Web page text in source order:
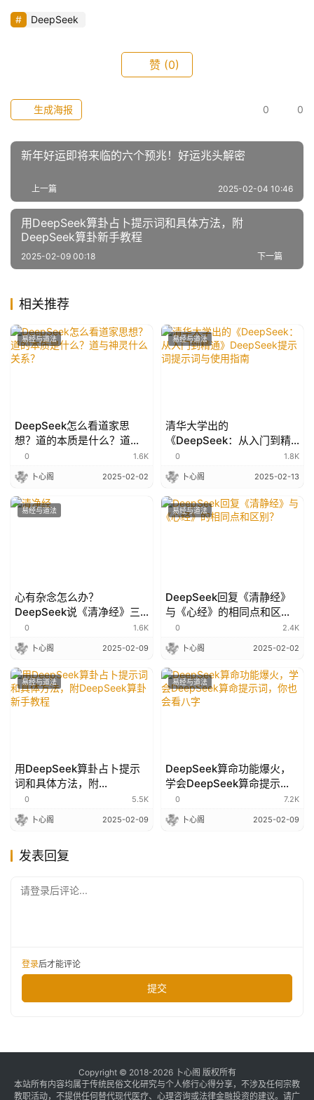
DeepSeek
赞 (0)
0 0
生成海报
新年好运即将来临的六个预兆！好运兆头解密
上一篇 2025-02-04 10:46
用DeepSeek算卦占卜提示词和具体方法，附
DeepSeek算卦新手教程
下一篇
2025-02-09 00:18
相关推荐
易经与道法
DeepSeek怎么看道家思
想？道的本质是什么？道与
神灵什么关系？
0 1.6K
卜心阁 2025-02-02
易经与道法
清华大学出的
《DeepSeek：从入门到精
通》DeepSeek提示词提示
词与使用指南
0 1.8K
卜心阁 2025-02-13
易经与道法
心有杂念怎么办？
DeepSeek说《清净经》三
步斩断烦恼，回归本真
0 1.6K
卜心阁 2025-02-09
易经与道法
DeepSeek回复《清静经》
与《心经》的相同点和区
别？
0 2.4K
卜心阁 2025-02-02
易经与道法
用DeepSeek算卦占卜提示
词和具体方法，附
DeepSeek算卦新手教程
0 5.5K
卜心阁 2025-02-09
易经与道法
DeepSeek算命功能爆火，
学会DeepSeek算命提示
词，你也会看八字
0 7.2K
卜心阁 2025-02-09
发表回复
请登录后评论...
登录后才能评论
提交
Copyright © 2018-2026 卜心阁 版权所有
本站所有内容均属于传统民俗文化研究与个人修行心得分享，不涉及任何宗教
教职活动，不提供任何替代现代医疗、心理咨询或法律金融投资的建议。请广